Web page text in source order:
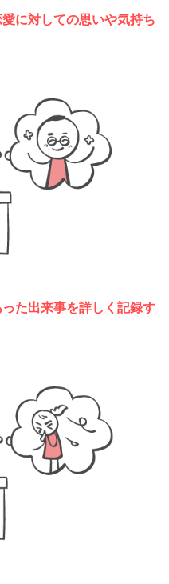
に対しての思いや気持ち
た出来事を詳しく記録す